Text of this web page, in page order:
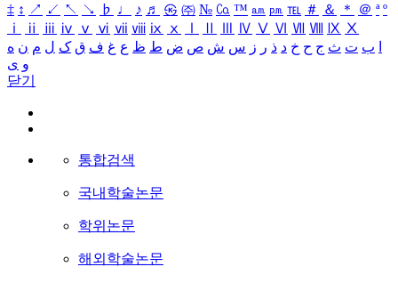
‡ ↕ ↗ ↙ ↖ ↘ ♭ ♩ ♪ ♬ ㉿ ㈜ № ㏇ ™ ㏂ ㏘ ℡ ＃ ＆ ＊ ＠ ª º
ⅰ
ⅱ ⅲ ⅳ ⅴ ⅵ ⅶ ⅷ ⅸ ⅹ Ⅳ Ⅴ Ⅵ Ⅶ Ⅷ Ⅸ Ⅹ
ب ت ث ج ح خ د ذ ر ز س ش ص ض ط ظ ع غ ف ق ک ل م ن ه
و ی
닫기
통합검색
국내학술논문
학위논문
해외학술논문